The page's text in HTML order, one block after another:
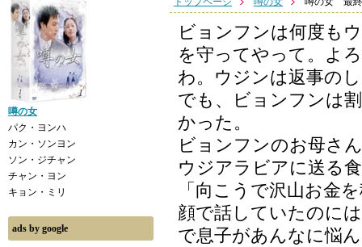
噂の女
パク・ヨンハ
カン・ソンヨン
ソン・ジチャン
チャン・ヨン
キョン・ミリ
ads by google
ビョンフンは何度も
を守ってやって。よ
わ。ウジンは返事の
でも、ビョンフンは
かった。
ビョンフンのお母さ
ウジアラビアに送る
「向こうで沢山お金
顔で話していたのに
で息子があんなに悩